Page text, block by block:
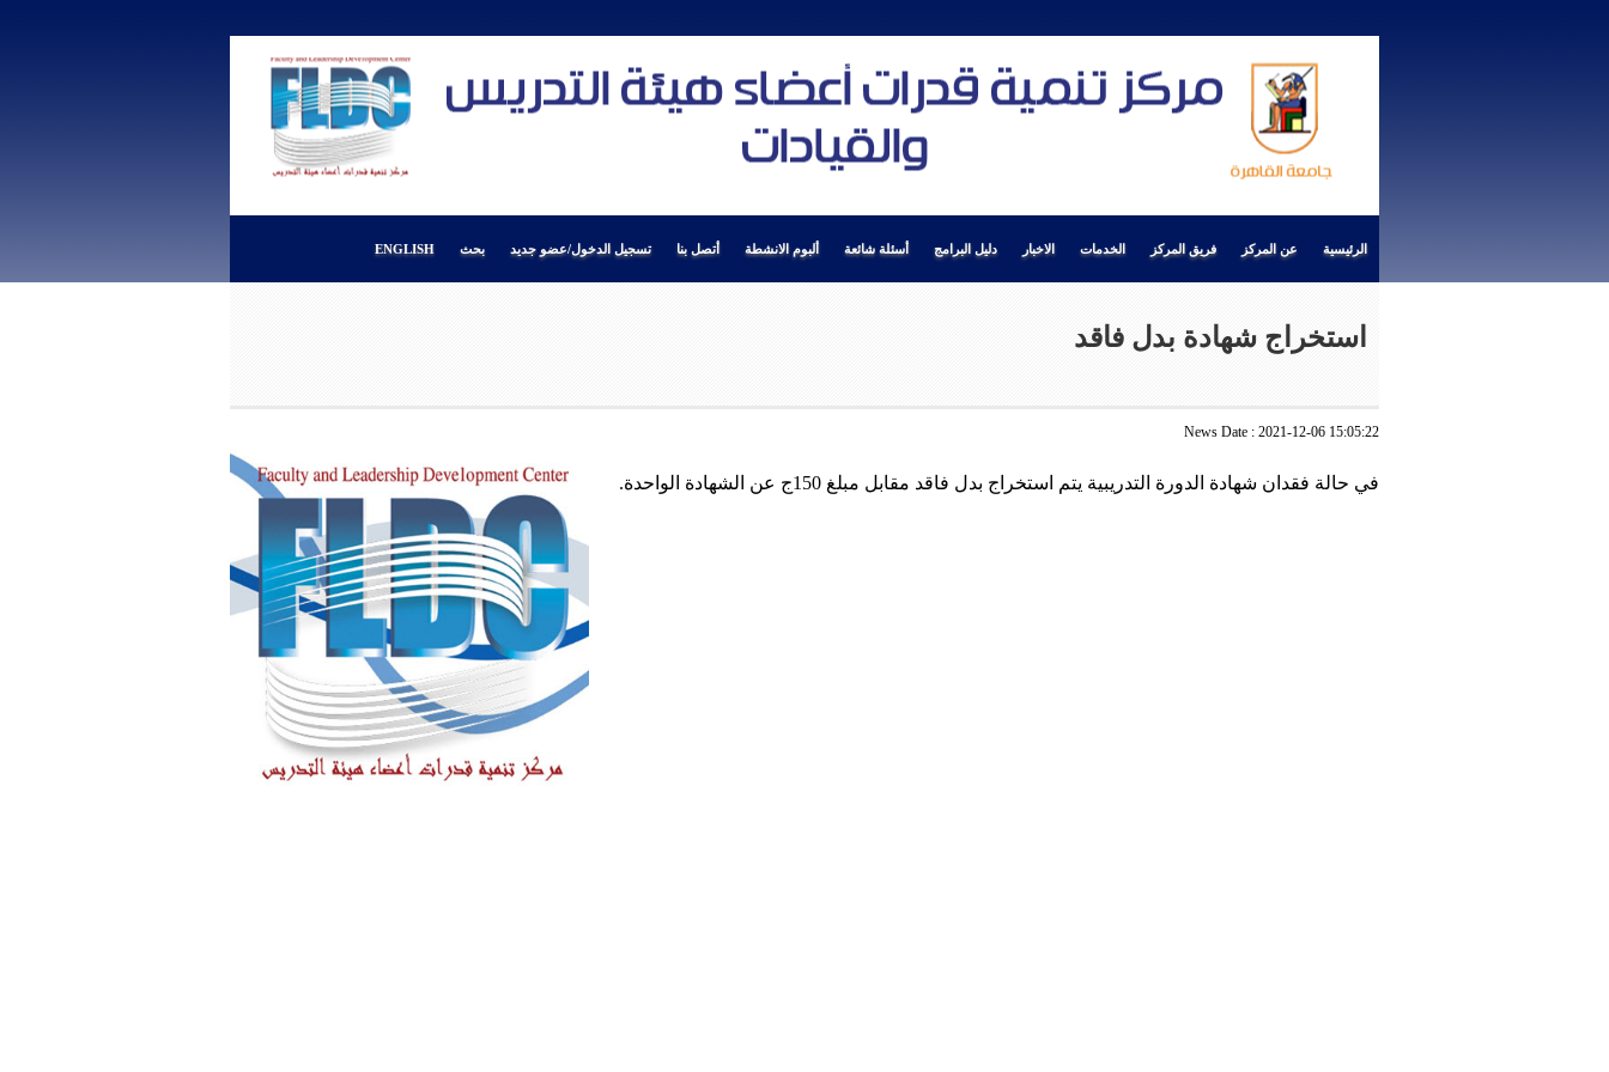
الرئيسية عن المركز فريق المركز الخدمات الاخبار دليل البرامج أسئلة شائعة ألبوم الانشطة أتصل بنا تسجيل الدخول/عضو جديد بحث ENGLISH
استخراج شهادة بدل فاقد
News Date : 2021-12-06 15:05:22
في حالة فقدان شهادة الدورة التدريبية يتم استخراج بدل فاقد مقابل مبلغ 150ج عن الشهادة الواحدة.